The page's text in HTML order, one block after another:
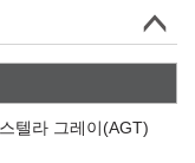
텔라 그레이(AGT)